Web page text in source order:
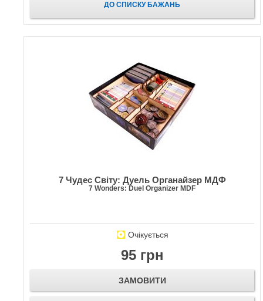
ДО СПИСКУ БАЖАНЬ
7 Чудес Світу: Дуель Органайзер МДФ
7 Wonders: Duel Organizer MDF
Очікується
95 грн
ЗАМОВИТИ